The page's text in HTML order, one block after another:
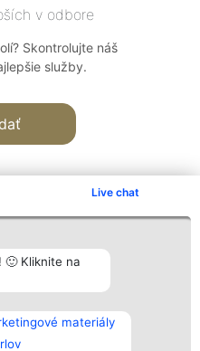
Live chat
🙂 Kliknite na
materiály
v odbore
Skontrolujte náš
služby.
Kontakt
Kontakt